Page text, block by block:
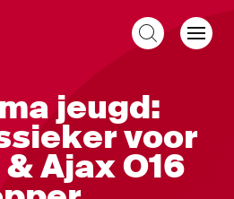
jeugd:
voor
Ajax O16